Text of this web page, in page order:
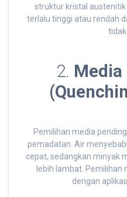
struktur kristal austenitik
terlalu tinggi atau rendah
tidak
2.
Pemilihan media
pemadatan. Air
cepat, sedangkan minyak
lebih lambat. Pemilihan
dengan